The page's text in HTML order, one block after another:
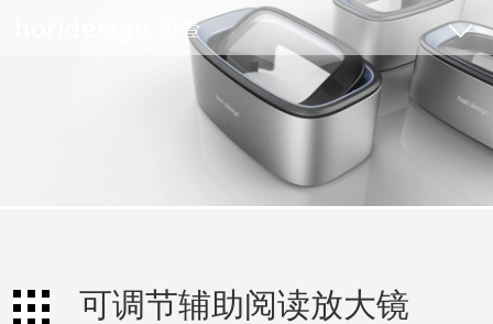
可调节辅助阅读放大镜